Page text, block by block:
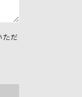
ただ